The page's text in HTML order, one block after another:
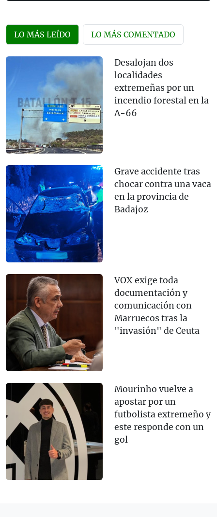
LO MÁS LEÍDO LO MÁS COMENTADO
Desalojan dos
localidades
extremeñas por un
incendio forestal en la
A-66
Grave accidente tras
chocar contra una vaca
en la provincia de
Badajoz
VOX exige toda
documentación y
comunicación con
Marruecos tras la
"invasión" de Ceuta
Mourinho vuelve a
apostar por un
futbolista extremeño y
este responde con un
gol